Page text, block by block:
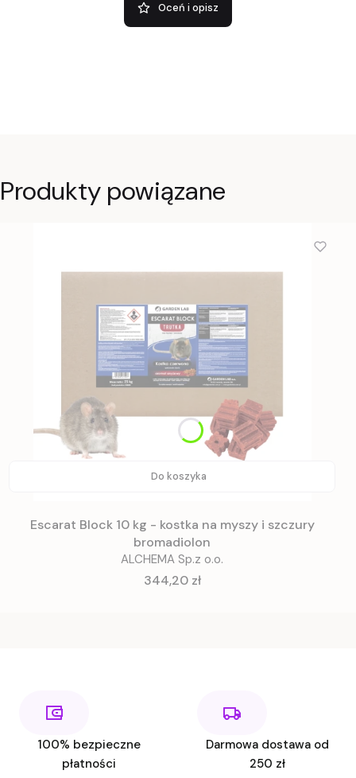
Oceń i opisz
Produkty powiązane
Do koszyka
Escarat Block 10 kg - kostka na myszy i szczury
bromadiolon
ALCHEMA Sp.z o.o.
Cena
344,20 zł
100% bezpieczne
płatności
Darmowa dostawa od
250 zł